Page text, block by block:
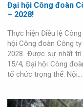
Đại hội Công đoàn
– 2028!
Thực hiện Điều lệ
hội Công đoàn Công
2028. Được sự nhất
15/4, Đại hội Công
tổ chức trọng thể. Nội…